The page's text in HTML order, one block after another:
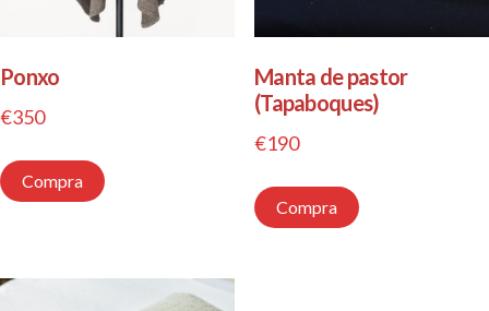
Ponxo
€350
Compra
Manta de pastor
(Tapaboques)
€190
Compra